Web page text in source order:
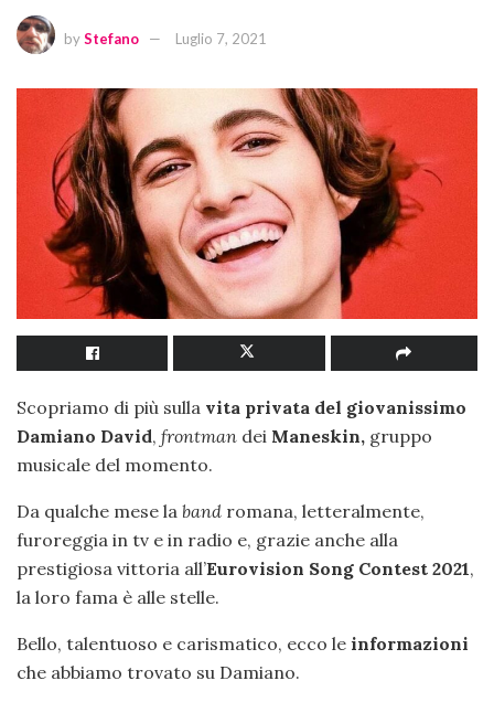
byStefano Luglio 7, 2021
Scopriamo di più sulla vita privata del giovanissimo
Damiano David, frontman dei Maneskin, gruppo
musicale del momento.
Da qualche mese la band romana, letteralmente,
furoreggia in tv e in radio e, grazie anche alla
prestigiosa vittoria all’Eurovision Song Contest 2021,
la loro fama è alle stelle.
Bello, talentuoso e carismatico, ecco le informazioni
che abbiamo trovato su Damiano.